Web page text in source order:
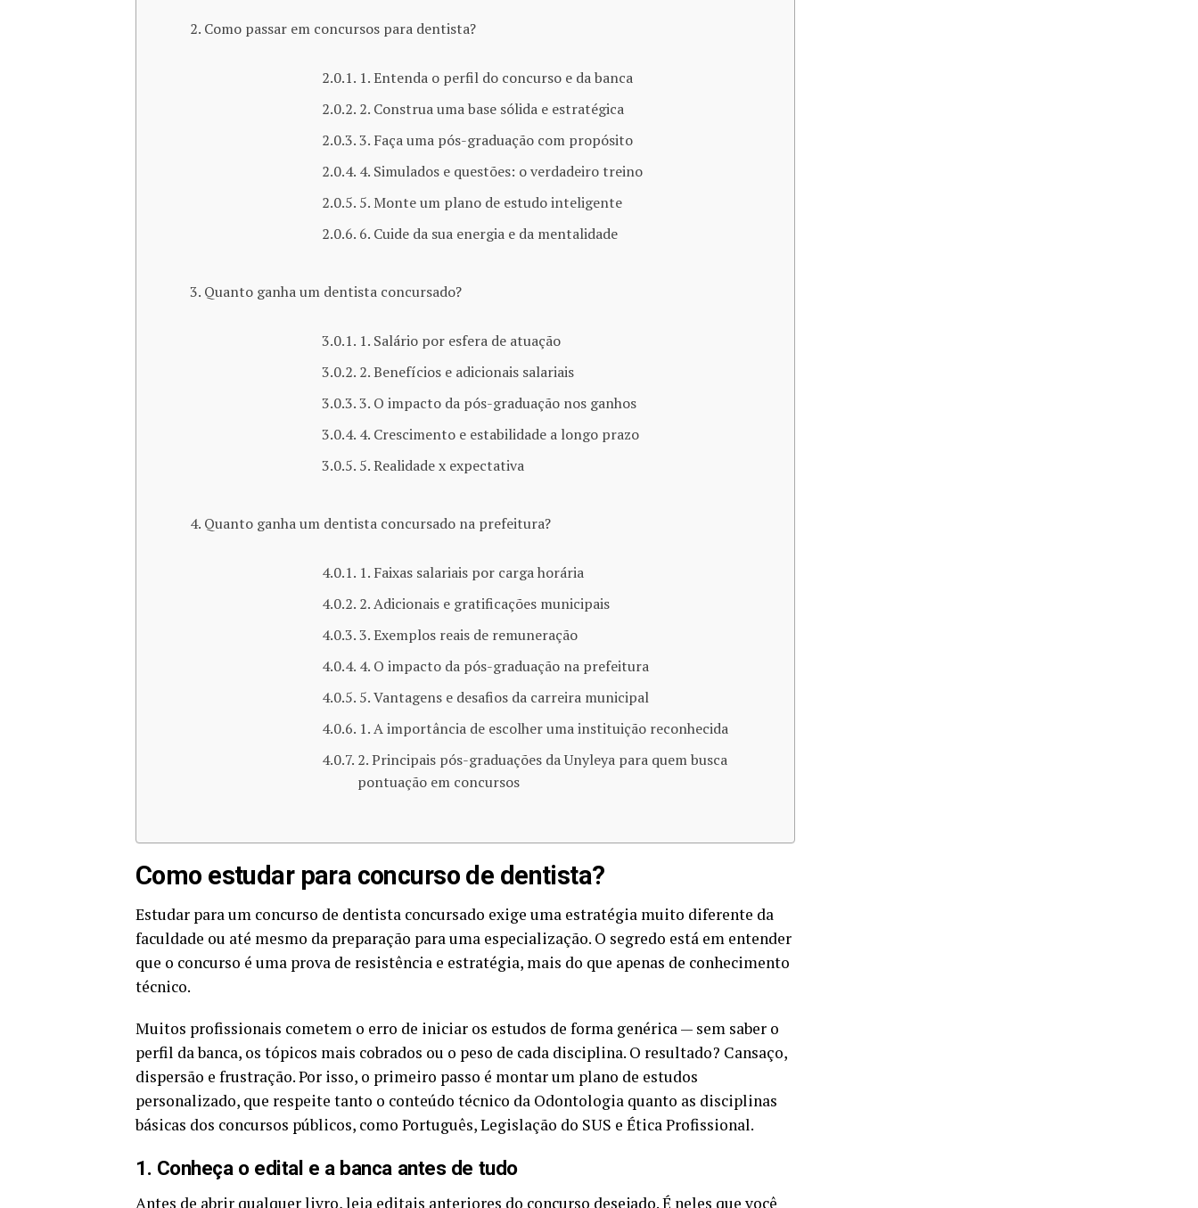
Como passar em concursos para dentista?
1. Entenda o perfil do concurso e da banca
2. Construa uma base sólida e estratégica
3. Faça uma pós-graduação com propósito
4. Simulados e questões: o verdadeiro treino
5. Monte um plano de estudo inteligente
6. Cuide da sua energia e da mentalidade
Quanto ganha um dentista concursado​?
1. Salário por esfera de atuação
2. Benefícios e adicionais salariais
3. O impacto da pós-graduação nos ganhos
4. Crescimento e estabilidade a longo prazo
5. Realidade x expectativa
Quanto ganha um dentista concursado na prefeitura?
1. Faixas salariais por carga horária
2. Adicionais e gratificações municipais
3. Exemplos reais de remuneração
4. O impacto da pós-graduação na prefeitura
5. Vantagens e desafios da carreira municipal
1. A importância de escolher uma instituição reconhecida
2. Principais pós-graduações da Unyleya para quem busca
pontuação em concursos
Como estudar para concurso de dentista?
Estudar para um concurso de dentista concursado exige uma estratégia muito diferente da
faculdade ou até mesmo da preparação para uma especialização. O segredo está em entender
que o concurso é uma prova de resistência e estratégia, mais do que apenas de conhecimento
técnico.
Muitos profissionais cometem o erro de iniciar os estudos de forma genérica — sem saber o
perfil da banca, os tópicos mais cobrados ou o peso de cada disciplina. O resultado? Cansaço,
dispersão e frustração. Por isso, o primeiro passo é montar um plano de estudos
personalizado, que respeite tanto o conteúdo técnico da Odontologia quanto as disciplinas
básicas dos concursos públicos, como Português, Legislação do SUS e Ética Profissional.
1. Conheça o edital e a banca antes de tudo
Antes de abrir qualquer livro, leia editais anteriores do concurso desejado. É neles que você